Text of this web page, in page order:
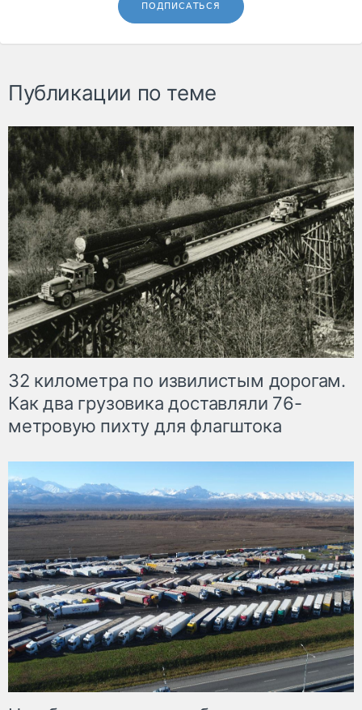
ПОДПИСАТЬСЯ
Публикации по теме
32 километра по извилистым дорогам.
Как два грузовика доставляли 76-
метровую пихту для флагштока